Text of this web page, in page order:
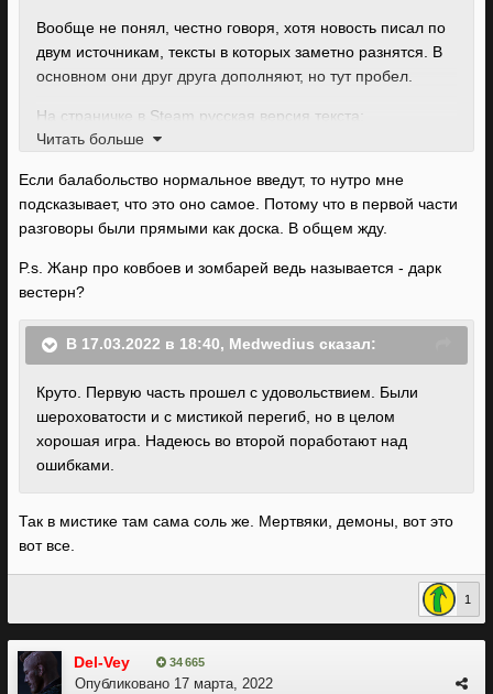
Вообще не понял, честно говоря, хотя новость писал по
двум источникам, тексты в которых заметно разнятся. В
основном они друг друга дополняют, но тут пробел.
На страничке в Steam русская версия текста:
А вот пресс-релиз, который нам на почту упал:
В английской версии того же пункта вообще нет ничего
про репутацию.
Читать больше
Если балабольство нормальное введут, то нутро мне
подсказывает, что это оно самое. Потому что в первой части
разговоры были прямыми как доска. В общем жду.
P.s. Жанр про ковбоев и зомбарей ведь называется - дарк
вестерн?
В 17.03.2022 в 18:40, Medwedius сказал:
Круто. Первую часть прошел с удовольствием. Были
шероховатости и с мистикой перегиб, но в целом
хорошая игра. Надеюсь во второй поработают над
ошибками.
Так в мистике там сама соль же. Мертвяки, демоны, вот это
вот все.
1
Del-Vey 34 665
Опубликовано 17 марта, 2022